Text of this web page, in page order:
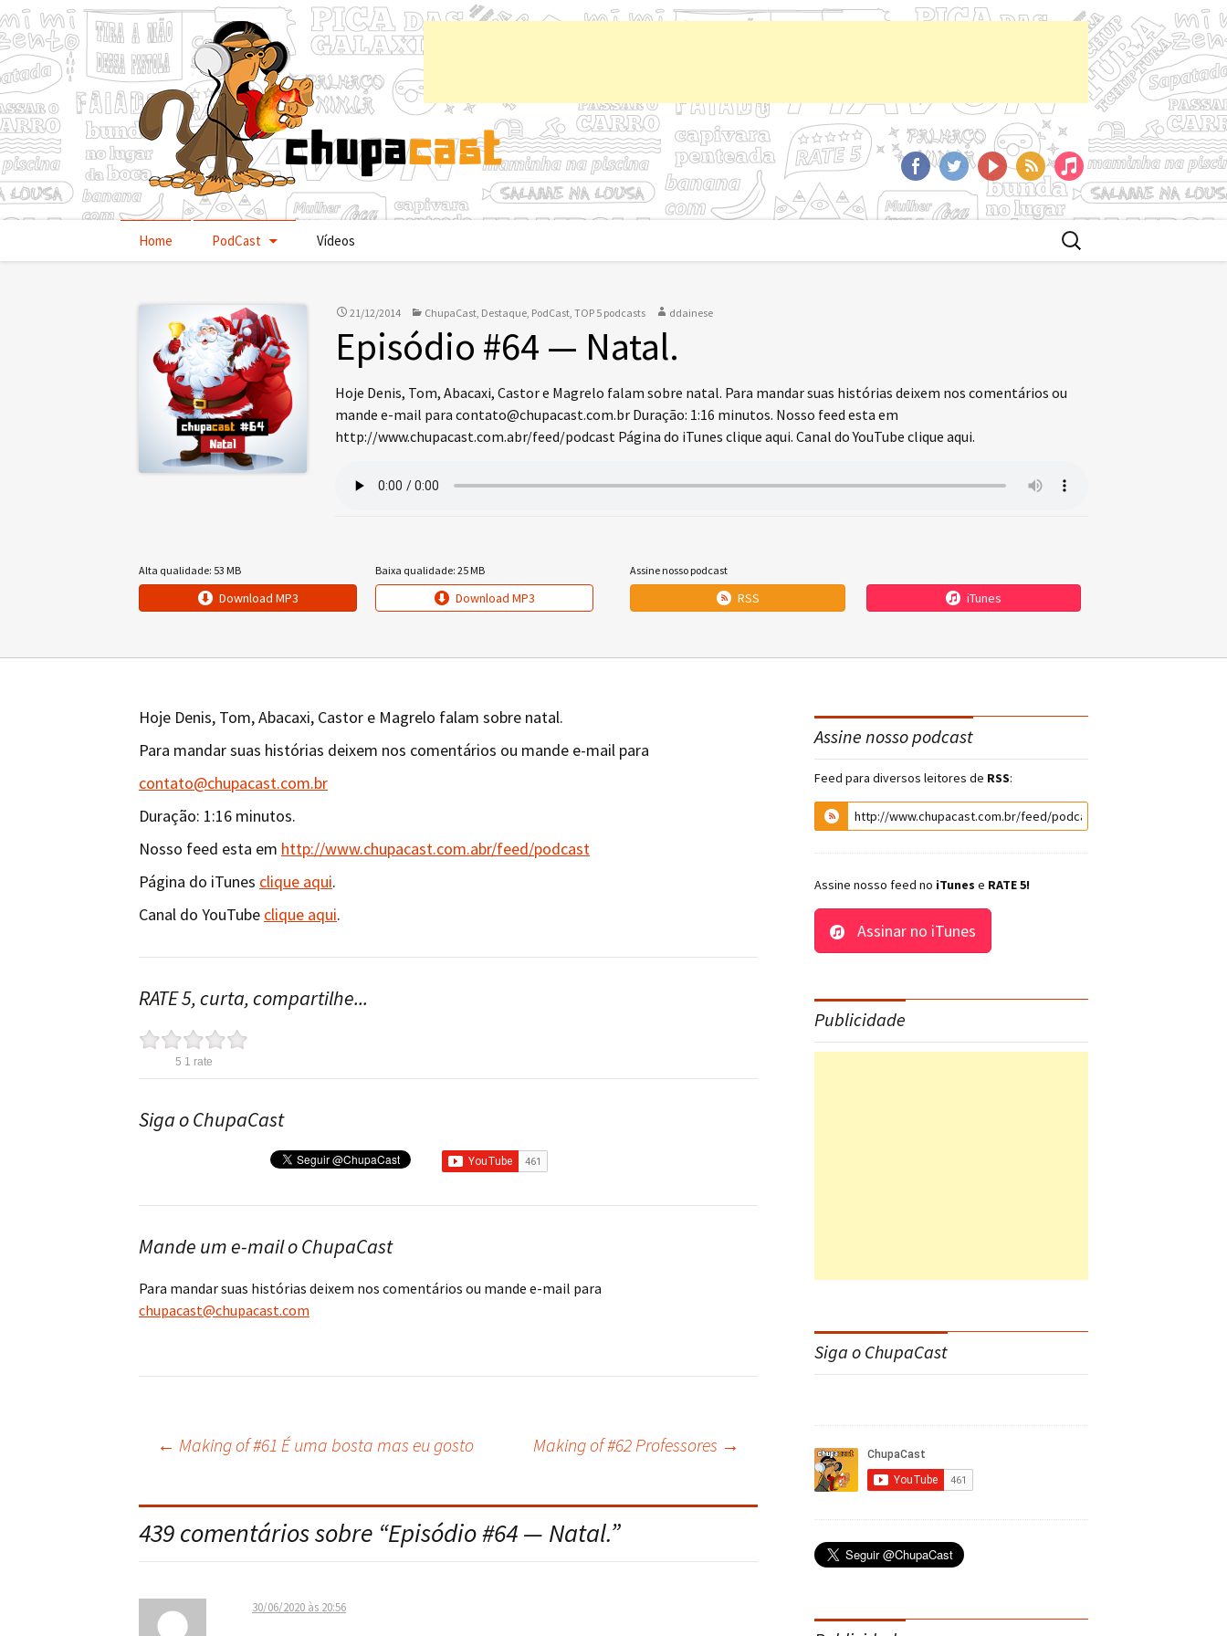
FacebookTwitterYoutTubeRSS iTunes
PularHome PodCast Vídeos
Buscar
por:
21/12/2014 ChupaCast, Destaque, PodCast, TOP 5 podcasts ddainese
Episódio #64 — Natal.
Hoje Denis, Tom, Abacaxi, Castor e Magrelo falam sobre natal. Para mandar suas histórias deixem nos comentários ou
mande e-mail para contato@chupacast.com.br Duração: 1:16 minutos. Nosso feed esta em
http://www.chupacast.com.abr/feed/podcast Página do iTunes clique aqui. Canal do YouTube clique aqui.
Alta qualidade: 53 MB
Download MP3
Baixa qualidade: 25 MB
Download MP3
Assine nosso podcast
RSS iTunes
Hoje Denis, Tom, Abacaxi, Castor e Magrelo falam sobre natal.
Para mandar suas histórias deixem nos comentários ou mande e-mail para
contato@chupacast.com.br
Duração: 1:16 minutos.
Nosso feed esta em http://www.chupacast.com.abr/feed/podcast
Página do iTunes clique aqui.
Canal do YouTube clique aqui.
RATE 5, curta, compartilhe...
5 1 rate
Siga o ChupaCast
Mande um e-mail o ChupaCast
Para mandar suas histórias deixem nos comentários ou mande e-mail para
chupacast@chupacast.com
Navegação
do
post
← Making of #61 É uma bosta mas eu gosto Making of #62 Professores →
439 comentários sobre “Episódio #64 — Natal.”
30/06/2020 às 20:56
Assine nosso podcast
Feed para diversos leitores de RSS:
Assine nosso feed no iTunes e RATE 5!
Assinar no iTunes
Publicidade
Siga o ChupaCast